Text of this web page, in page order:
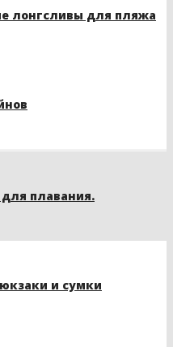
лонгсливы для пляжа
плавания.
и сумки